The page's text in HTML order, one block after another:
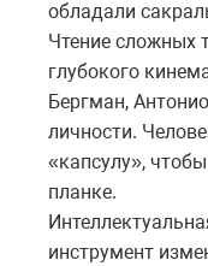
обладали
Чтение сложных
глубокого
Бергман,
личности.
«капсулу»,
планке.
инструмент